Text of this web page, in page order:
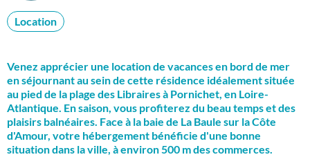
Location
Venez apprécier une location de vacances en bord de mer
en séjournant au sein de cette résidence idéalement située
au pied de la plage des Libraires à Pornichet, en Loire-
Atlantique. En saison, vous profiterez du beau temps et des
plaisirs balnéaires. Face à la baie de La Baule sur la Côte
d'Amour, votre hébergement bénéficie d'une bonne
situation dans la ville, à environ 500 m des commerces.